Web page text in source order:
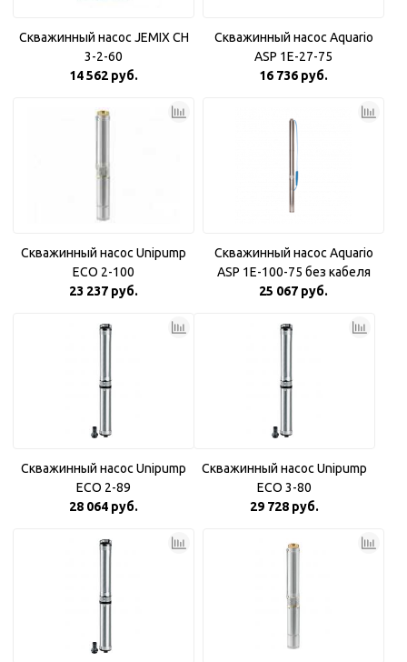
Скважинный насос JEMIX CH
3-2-60
14 562 руб.
Скважинный насос Aquario
ASP 1E-27-75
16 736 руб.
Скважинный насос Unipump
ECO 2-100
23 237 руб.
Скважинный насос Aquario
ASP 1E-100-75 без кабеля
25 067 руб.
Скважинный насос Unipump
ECO 2-89
28 064 руб.
Скважинный насос Unipump
ECO 3-80
29 728 руб.